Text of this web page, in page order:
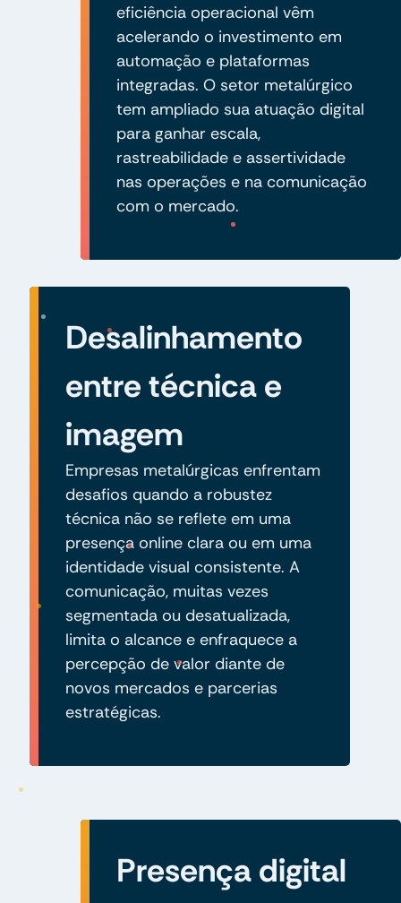
eficiência operacional vêm
acelerando o investimento em
automação e plataformas
integradas. O setor metalúrgico
tem ampliado sua atuação digital
para ganhar escala,
rastreabilidade e assertividade
nas operações e na comunicação
com o mercado.
Desalinhamento
entre técnica e
imagem
Empresas metalúrgicas enfrentam
desafios quando a robustez
técnica não se reflete em uma
presença online clara ou em uma
identidade visual consistente. A
comunicação, muitas vezes
segmentada ou desatualizada,
limita o alcance e enfraquece a
percepção de valor diante de
novos mercados e parcerias
estratégicas.
Presença digital